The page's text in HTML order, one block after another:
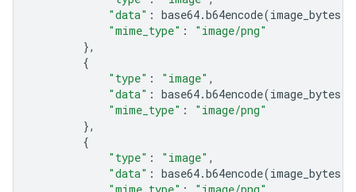
"data" : base64.b64encode(image_bytes
"mime_type" :
"image/png"
},
{
"type" : "image" ,
"data" : base64.b64encode(image_bytes
"mime_type" :
"image/png"
},
{
"type" : "image" ,
"data" : base64.b64encode(image_bytes
"mime_type" :
"image/png"